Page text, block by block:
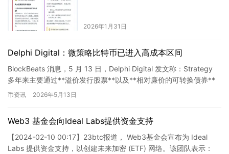
2026年1月31日
Delphi Digital：微策略比特币已进入高成本区间
BlockBeats 消息，5 月 13 日，Delphi Digital 发文称：Strategy
多年来主要通过**溢价发行股票**以及**相对廉价的可转换债券**
来筹集资金。…
币资讯 2026年5月13日
Web3 基金会向Ideal Labs提供资金支持
【2024-02-10 00:17】23btc报道， Web3基金会宣布为 Ideal
Labs 提供资金支持，以创建未来加密 (ETF) 网络。该团队表示：